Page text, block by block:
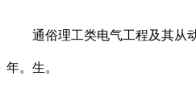
通俗理工类电气工程及其从动
年。生。